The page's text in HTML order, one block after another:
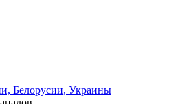
Белорусии, Украины